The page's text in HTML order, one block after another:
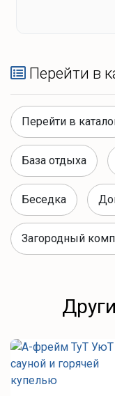
Перейти в
Перейти в
База отдыха
Беседка
Загородный